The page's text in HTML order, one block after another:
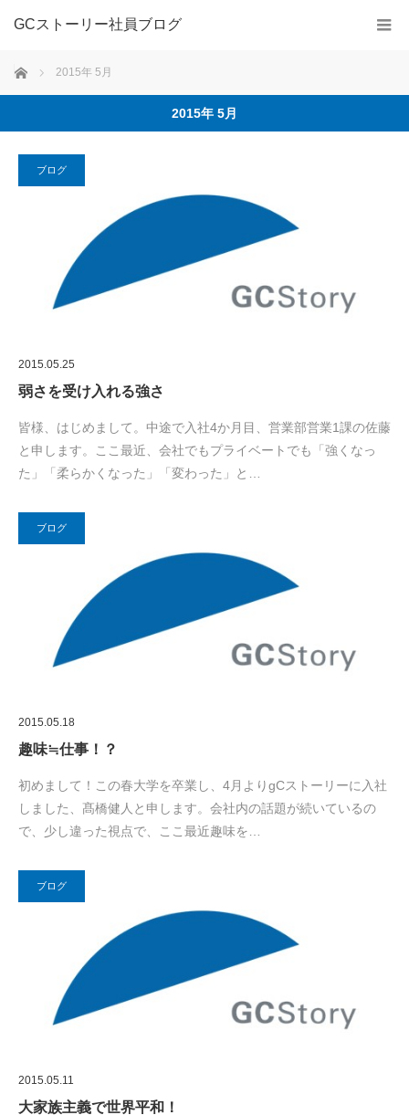
GCストーリー社員ブログ
ホーム 2015年 5月
2015年 5月
ブログ
2015.05.25
弱さを受け入れる強さ
皆様、はじめまして。中途で入社4か月目、営業部営業1課の佐藤
と申します。ここ最近、会社でもプライベートでも「強くなっ
た」「柔らかくなった」「変わった」と…
ブログ
2015.05.18
趣味≒仕事！？
初めまして！この春大学を卒業し、4月よりgCストーリーに入社
しました、髙橋健人と申します。会社内の話題が続いているの
で、少し違った視点で、ここ最近趣味を…
ブログ
2015.05.11
大家族主義で世界平和！